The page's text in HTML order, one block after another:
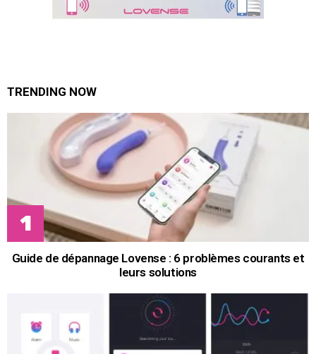
TRENDING NOW
Guide de dépannage Lovense : 6 problèmes courants et
leurs solutions